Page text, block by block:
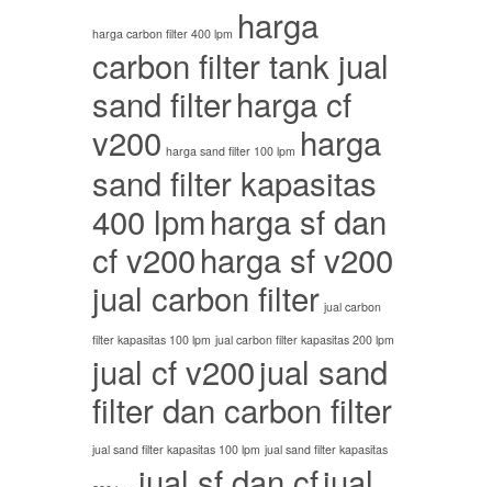
harga carbon filter 400 lpm harga
carbon filter tank jual
sand filterharga cf
v200 harga sand filter 100 lpm harga
sand filter kapasitas
400 lpmharga sf dan
cf v200harga sf v200
jual carbon filter jual carbon
filter kapasitas 100 lpm jual carbon filter kapasitas 200 lpm
jual cf v200jual sand
filter dan carbon filter
jual sand filter kapasitas 100 lpm jual sand filter kapasitas